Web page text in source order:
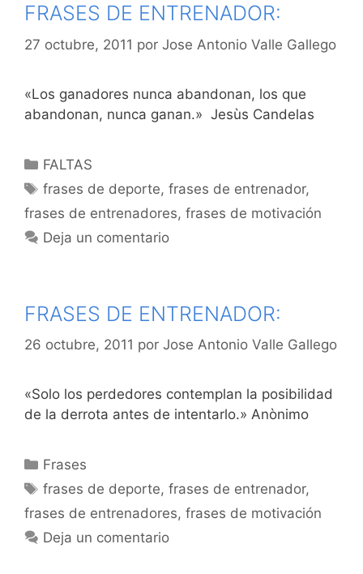
FRASES DE ENTRENADOR:
27 octubre, 2011 por Jose Antonio Valle Gallego
«Los ganadores nunca abandonan, los que
abandonan, nunca ganan.» Jesùs Candelas
Categorías
FALTAS
Etiquetas
frases de deporte,frases de entrenador,
frases de entrenadores, frases de motivación
Deja un comentario
FRASES DE ENTRENADOR:
26 octubre, 2011 por Jose Antonio Valle Gallego
«Solo los perdedores contemplan la posibilidad
de la derrota antes de intentarlo.» Anònimo
Categorías
Frases
Etiquetas
frases de deporte,frases de entrenador,
frases de entrenadores, frases de motivación
Deja un comentario